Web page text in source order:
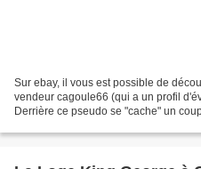
Sur ebay, il vous est possible de
vendeur cagoule66 (qui a un profil
Derrière ce pseudo se "cache" un